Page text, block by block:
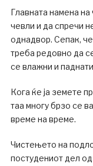
Главната намена на
чевли и да спречи
однадвор. Сепак,
треба редовно да
се влажни и
Кога ќе ја земете
таа многу брзо се
време на време.
Чистењето на
постудениот дел од